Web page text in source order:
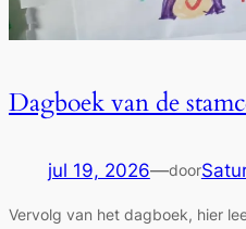
Dagboek van de
jul 19, 2026—door
Vervolg van het dagboek, hier